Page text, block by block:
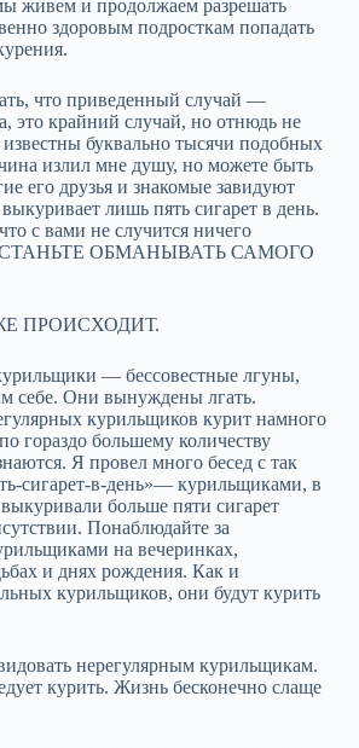
живем и продолжаем разрешать
здоровым подросткам попадать
что приведенный случай —
это крайний случай, но отнюдь не
буквально тысячи подобных
излил мне душу, но можете быть
его друзья и знакомые завидуют
лишь пять сигарет в день.
с вами не случится ничего
ОБМАНЫВАТЬ САМОГО
ПРОИСХОДИТ.
— бессовестные лгуны,
себе. Они вынуждены лгать.
курильщиков курит намного
гораздо большему количеству
Я провел много бесед с так
курильщиками, в
больше пяти сигарет
Понаблюдайте за
на вечеринках,
и днях рождения. Как и
курильщиков, они будут курить
нерегулярным курильщикам.
курить. Жизнь бесконечно слаще